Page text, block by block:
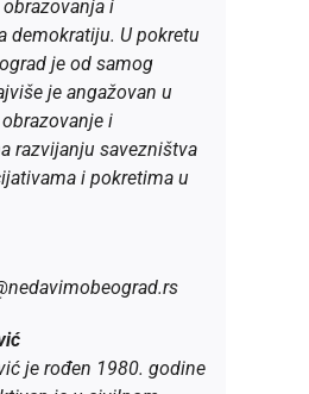
i
demokratiju. U pokretu
je od samog
je angažovan u
i
razvijanju savezništva
i pokretima u
je rođen 1980. godine